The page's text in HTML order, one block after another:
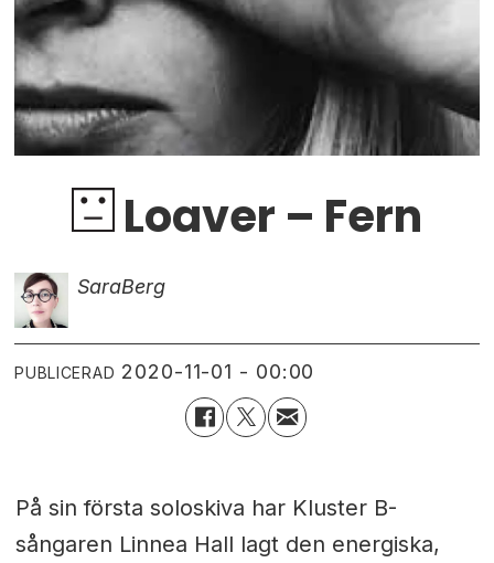
Loaver – Fern
SaraBerg
PUBLICERAD 2020-11-01 - 00:00
På sin första soloskiva har Kluster B-
sångaren Linnea Hall lagt den energiska,